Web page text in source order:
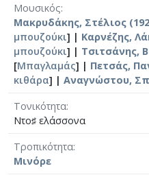
Μουσικός
Μακρυδάκης, Στέλιος
μπουζούκι] | Καρνέζης,
μπουζούκι] | Τσιτσάνης,
[Μπαγλαμάς] | Πετσάς,
κιθάρα] | Αναγνώστου,
Τονικότητα
Ντο♯ ελάσσονα
Τροπικότητα
Μινόρε